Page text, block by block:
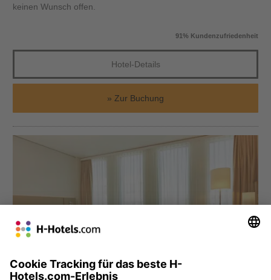
keinen Wunsch offen.
91% Kundenzufriedenheit
Hotel-Details
Zur Buchung